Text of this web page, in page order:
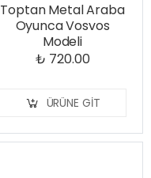
Toptan Metal Araba
Oyunca Vosvos
Modeli
₺ 720.00
ÜRÜNE GIT